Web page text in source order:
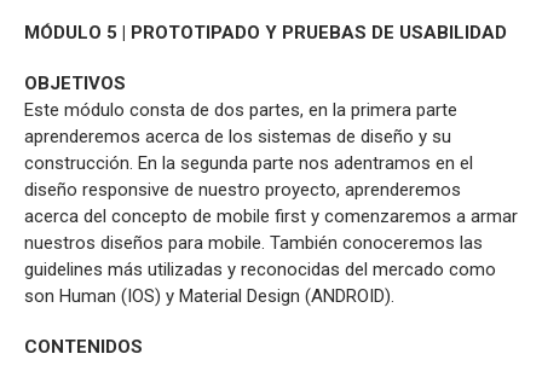
MÓDULO 5 | PROTOTIPADO Y PRUEBAS DE USABILIDAD
OBJETIVOS
Este módulo consta de dos partes, en la primera parte
aprenderemos acerca de los sistemas de diseño y su
construcción. En la segunda parte nos adentramos en el
diseño responsive de nuestro proyecto, aprenderemos
acerca del concepto de mobile first y comenzaremos a armar
nuestros diseños para mobile. También conoceremos las
guidelines más utilizadas y reconocidas del mercado como
son Human (IOS) y Material Design (ANDROID).
CONTENIDOS